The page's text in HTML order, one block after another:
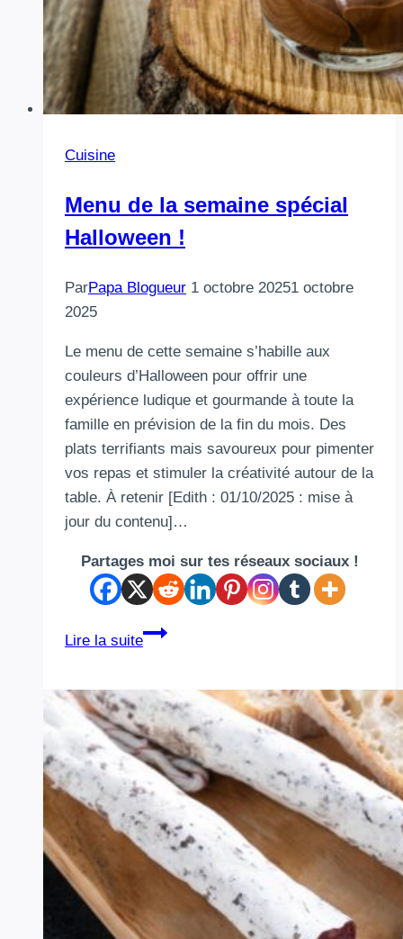
Cuisine
Menu de la semaine spécial
Halloween !
ParPapa Blogueur 1 octobre 20251 octobre
2025
Le menu de cette semaine s’habille aux
couleurs d’Halloween pour offrir une
expérience ludique et gourmande à toute la
famille en prévision de la fin du mois. Des
plats terrifiants mais savoureux pour pimenter
vos repas et stimuler la créativité autour de la
table. À retenir [Edith : 01/10/2025 : mise à
jour du contenu]…
Partages moi sur tes réseaux sociaux !
Lire la suite
Menu
semaine
spécial
Halloween